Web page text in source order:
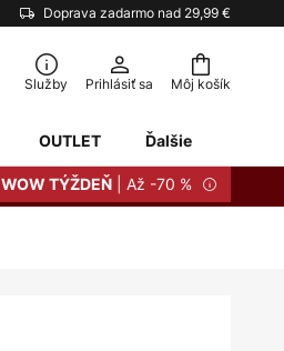
Doprava zadarmo nad 29,99 €
Môj košík
Služby Prihlásiť sa
OUTLET Ďalšie
WOW TÝŽDEŇ | Až -70 %